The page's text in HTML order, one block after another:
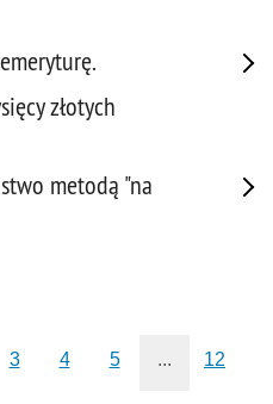
złotych
metodą "na
3 4 5 ... 12